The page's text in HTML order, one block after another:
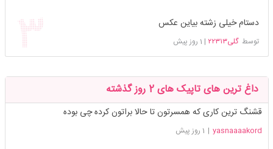
دستام خیلی زشته بیاین عکس
توسطگلی۲۲۳۱۳ | 1 روز پیش
داغ ترین های تاپیک های 2 روز گذشته
قشنگ ترین کاری که همسرتون تا حالا براتون کرده چی بوده
yasnaaaakord
| 1 روز پیش